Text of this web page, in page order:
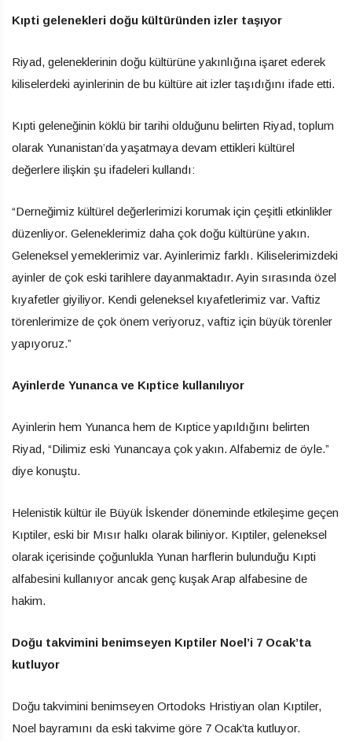
Kıpti gelenekleri doğu kültüründen izler taşıyor
Riyad, geleneklerinin doğu kültürüne yakınlığına işaret ederek
kiliselerdeki ayinlerinin de bu kültüre ait izler taşıdığını ifade etti.
Kıpti geleneğinin köklü bir tarihi olduğunu belirten Riyad, toplum
olarak Yunanistan’da yaşatmaya devam ettikleri kültürel
değerlere ilişkin şu ifadeleri kullandı:
“Derneğimiz kültürel değerlerimizi korumak için çeşitli etkinlikler
düzenliyor. Geleneklerimiz daha çok doğu kültürüne yakın.
Geleneksel yemeklerimiz var. Ayinlerimiz farklı. Kiliselerimizdeki
ayinler de çok eski tarihlere dayanmaktadır. Ayin sırasında özel
kıyafetler giyiliyor. Kendi geleneksel kıyafetlerimiz var. Vaftiz
törenlerimize de çok önem veriyoruz, vaftiz için büyük törenler
yapıyoruz.”
Ayinlerde Yunanca ve Kıptice kullanılıyor
Ayinlerin hem Yunanca hem de Kıptice yapıldığını belirten
Riyad, “Dilimiz eski Yunancaya çok yakın. Alfabemiz de öyle.”
diye konuştu.
Helenistik kültür ile Büyük İskender döneminde etkileşime geçen
Kıptiler, eski bir Mısır halkı olarak biliniyor. Kıptiler, geleneksel
olarak içerisinde çoğunlukla Yunan harflerin bulunduğu Kıpti
alfabesini kullanıyor ancak genç kuşak Arap alfabesine de
hakim.
Doğu takvimini benimseyen Kıptiler Noel’i 7 Ocak’ta
kutluyor
Doğu takvimini benimseyen Ortodoks Hristiyan olan Kıptiler,
Noel bayramını da eski takvime göre 7 Ocak’ta kutluyor.